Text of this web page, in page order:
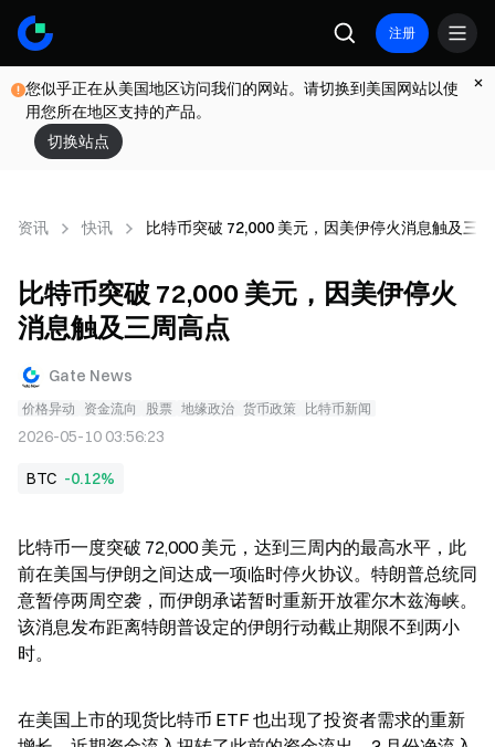
注册
您似乎正在从美国地区访问我们的网站。请切换到美国网站以使
用您所在地区支持的产品。
切换站点
资讯 快讯 比特币突破 72,000 美元，因美伊停火消息触及三
比特币突破 72,000 美元，因美伊停火
消息触及三周高点
Gate News
价格异动 资金流向 股票 地缘政治 货币政策 比特币新闻
2026-05-10 03:56:23
BTC -0.12%
比特币一度突破 72,000 美元，达到三周内的最高水平，此
前在美国与伊朗之间达成一项临时停火协议。特朗普总统同
意暂停两周空袭，而伊朗承诺暂时重新开放霍尔木兹海峡。
该消息发布距离特朗普设定的伊朗行动截止期限不到两小
时。
在美国上市的现货比特币 ETF 也出现了投资者需求的重新